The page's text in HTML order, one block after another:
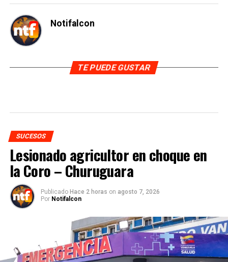
Notifalcon
TE PUEDE GUSTAR
SUCESOS
Lesionado agricultor en choque en
la Coro – Churuguara
Publicado Hace 2 horas on agosto 7, 2026
Por Notifalcon